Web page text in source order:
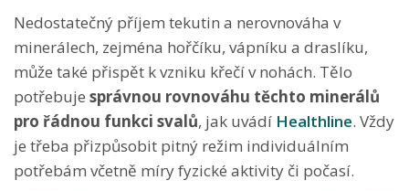
Nedostatečný příjem tekutin a nerovnováha v
minerálech, zejména hořčíku, vápníku a draslíku,
může také přispět k vzniku křečí v nohách. Tělo
potřebuje správnou rovnováhu těchto minerálů
pro řádnou funkci svalů, jak uvádí Healthline. Vždy
je třeba přizpůsobit pitný režim individuálním
potřebám včetně míry fyzické aktivity či počasí.